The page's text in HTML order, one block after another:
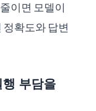
이면 모델이
정확도와 답변
부담을